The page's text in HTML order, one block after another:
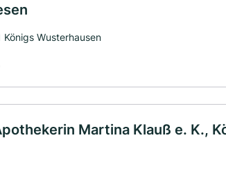
Wusterhausen
Martina Klauß e. K.,